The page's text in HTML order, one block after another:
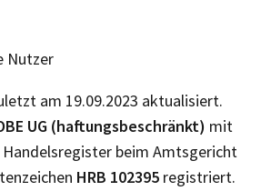
Nutzer
am 19.09.2023 aktualisiert.
UG (haftungsbeschränkt) mit
beim Amtsgericht
HRB 102395 registriert.